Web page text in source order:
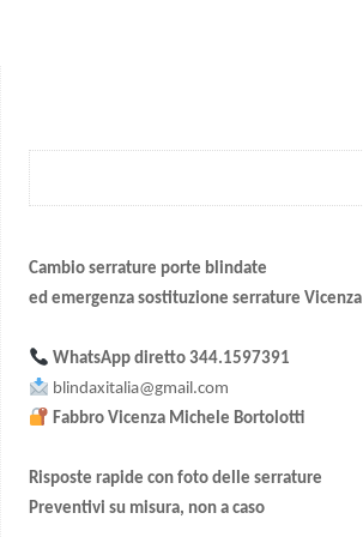
Cambio serrature porte blindate
ed emergenza sostituzione serrature Vicenza
WhatsApp diretto 344.1597391
blindaxitalia@gmail.com
Fabbro Vicenza Michele Bortolotti
Risposte rapide con foto delle serrature
Preventivi su misura, non a caso